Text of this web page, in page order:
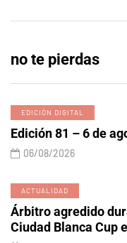
no te pierdas
EDICIÓN DIGITAL
Edición 81 – 6 de
06/08/2026
ACTUALIDAD
Árbitro agredido
Ciudad Blanca Cup